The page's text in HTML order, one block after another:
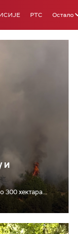
РТС Остало
и
300 хектара...